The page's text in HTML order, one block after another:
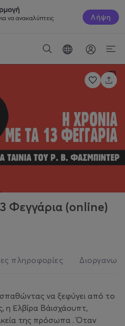
να ανακαλύπτεις
Λήψη
Φεγγάρια (online)
πληροφορίες
να ξεφύγει από το
η Ελβίρα Βάισχάουπτ,
της πρόσωπα . Όταν